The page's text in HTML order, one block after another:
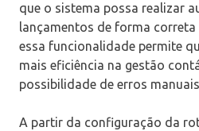
que o sistema possa realizar
lançamentos de forma correta
essa funcionalidade permite
mais eficiência na gestão
possibilidade de erros
A partir da configuração da